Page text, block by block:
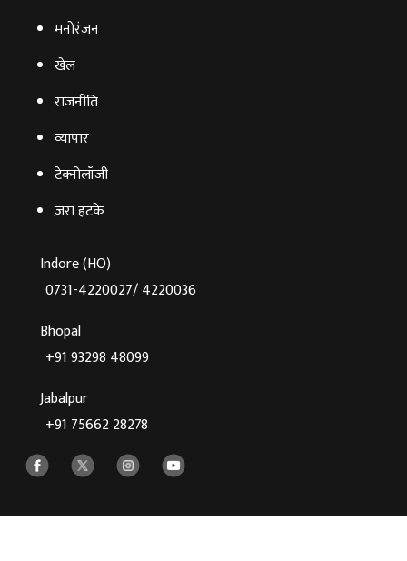
मनोरंजन
खेल
राजनीति
व्‍यापार
टेक्‍नोलॉजी
ज़रा हटके
Indore (HO)
0731-4220027/ 4220036
Bhopal
+91 93298 48099
Jabalpur
+91 75662 28278